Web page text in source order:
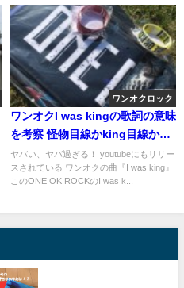
ワンオクロック
ワンオクI was kingの歌詞の意味
を考察 怪物目線かking目線かそ
してwasが過去形の理由とは
ヤバい、ヤバ過ぎる！ youtubeにもリリー
スされている ワンオクの曲『I was king』
このONE OK ROCKのI was k...